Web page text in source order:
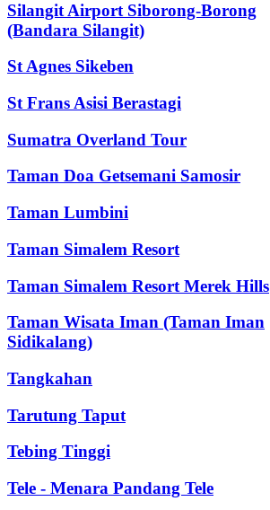
Silangit Airport Siborong-Borong
(Bandara Silangit)
St Agnes Sikeben
St Frans Asisi Berastagi
Sumatra Overland Tour
Taman Doa Getsemani Samosir
Taman Lumbini
Taman Simalem Resort
Taman Simalem Resort Merek Hills
Taman Wisata Iman (Taman Iman
Sidikalang)
Tangkahan
Tarutung Taput
Tebing Tinggi
Tele - Menara Pandang Tele